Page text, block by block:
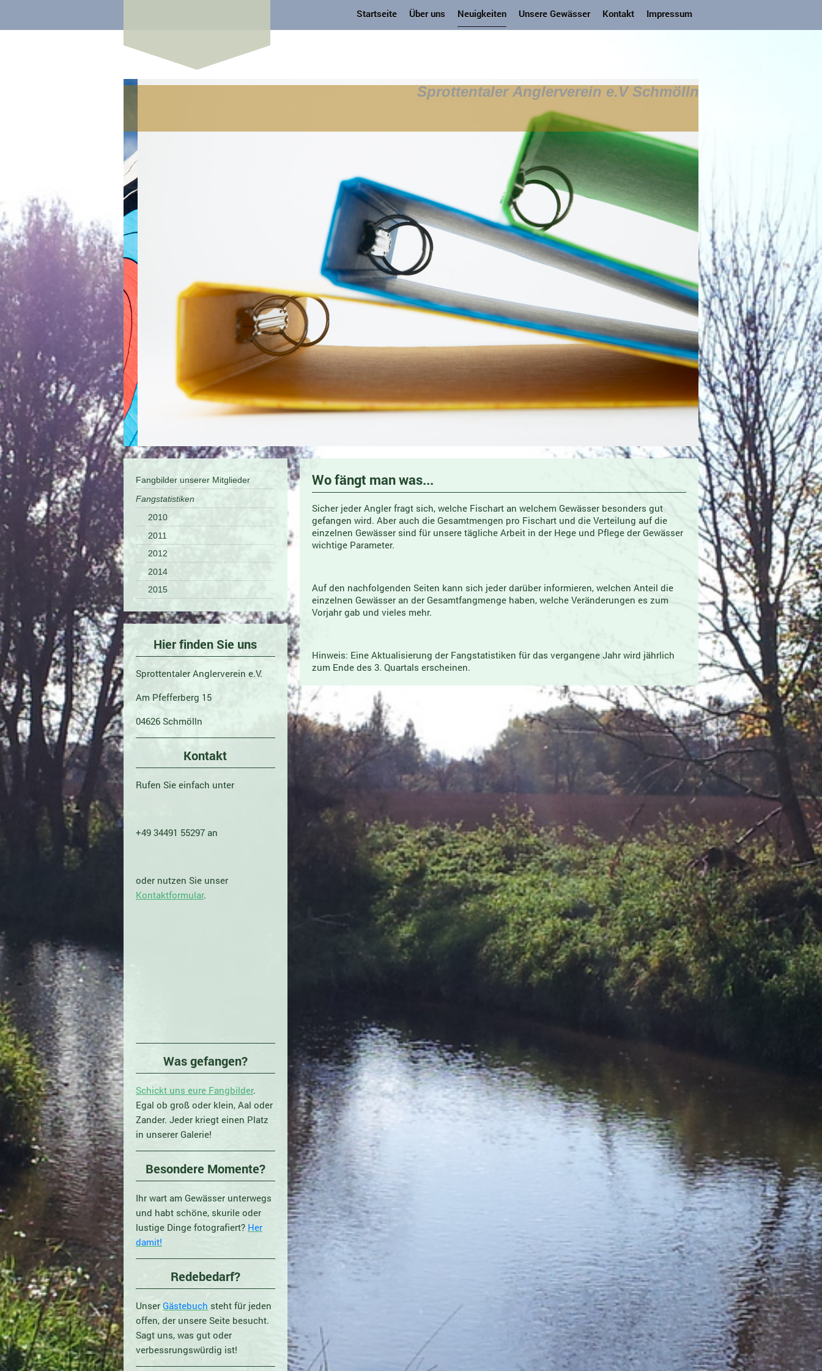
Startseite Über uns Neuigkeiten Unsere Gewässer Kontakt Impressum
Sprottentaler Anglerverein e.V Schmölln
Wo fängt man was...
Sicher jeder Angler fragt sich, welche Fischart an welchem Gewässer besonders gut
gefangen wird. Aber auch die Gesamtmengen pro Fischart und die Verteilung auf die
einzelnen Gewässer sind für unsere tägliche Arbeit in der Hege und Pflege der Gewässer
wichtige Parameter.
Auf den nachfolgenden Seiten kann sich jeder darüber informieren, welchen Anteil die
einzelnen Gewässer an der Gesamtfangmenge haben, welche Veränderungen es zum
Vorjahr gab und vieles mehr.
Hinweis: Eine Aktualisierung der Fangstatistiken für das vergangene Jahr wird jährlich
zum Ende des 3. Quartals erscheinen.
Fangbilder unserer Mitglieder
Fangstatistiken
2010
2011
2012
2014
2015
Hier finden Sie uns
Sprottentaler Anglerverein e.V.
Am Pfefferberg 15
04626 Schmölln
Kontakt
Rufen Sie einfach unter
+49 34491 55297 an
oder nutzen Sie unser
Kontaktformular.
Was gefangen?
Schickt uns eure Fangbilder.
Egal ob groß oder klein, Aal oder
Zander. Jeder kriegt einen Platz
in unserer Galerie!
Besondere Momente?
Ihr wart am Gewässer unterwegs
und habt schöne, skurile oder
lustige Dinge fotografiert? Her
damit!
Redebedarf?
Unser Gästebuch steht für jeden
offen, der unsere Seite besucht.
Sagt uns, was gut oder
verbessrungswürdig ist!